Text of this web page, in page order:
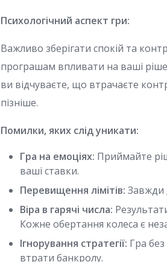
Психологічний аспект гри:
Важливо зберігати спокій та
програшам впливати на ваші
ви відчуваєте, що втрачаєте
пізніше.
Помилки, яких слід уникати:
Гра на емоціях: Приймайте
ваші ставки.
Перевищення лімітів: Завжди
Віра в гарячі числа:
Кожне обертання колеса є
Ігнорування стратегії: Гра
втрати банкролу.